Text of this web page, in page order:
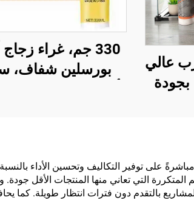
عالي
بجودة
330 جم، غراء
بورسلين شفاف،
على توفير التكاليف وتحسين الأداء
المتكررة التي تعاني منها المنتجات الأقل
بالتقدم دون فترات انتظار طويلة. كما